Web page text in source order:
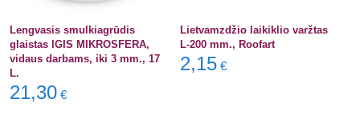
Lengvasis smulkiagrūdis
glaistas IGIS MIKROSFERA,
vidaus darbams, iki 3 mm., 17
L.
21,30 €
Lietvamzdžio laikiklio varžtas
L-200 mm., Roofart
2,15 €